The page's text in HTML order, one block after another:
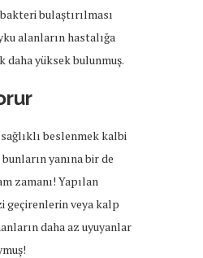
bulaştırılması
alanların hastalığa
daha yüksek bulunmuş.
beslenmek kalbi
yanına bir de
zamanı! Yapılan
geçirenlerin veya kalp
daha az uyuyanlar